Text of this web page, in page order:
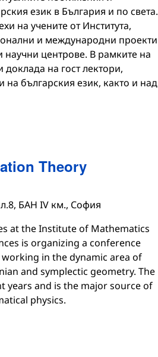
език в България и по света.
на учените от Института,
и международни проекти
научни центрове. В рамките на
на гост лектори,
на българския език, както и над
Theory
БАН IV км., София
at the Institute of Mathematics
is organizing a conference
in the dynamic area of
and symplectic geometry. The
years and is the major source of
physics.